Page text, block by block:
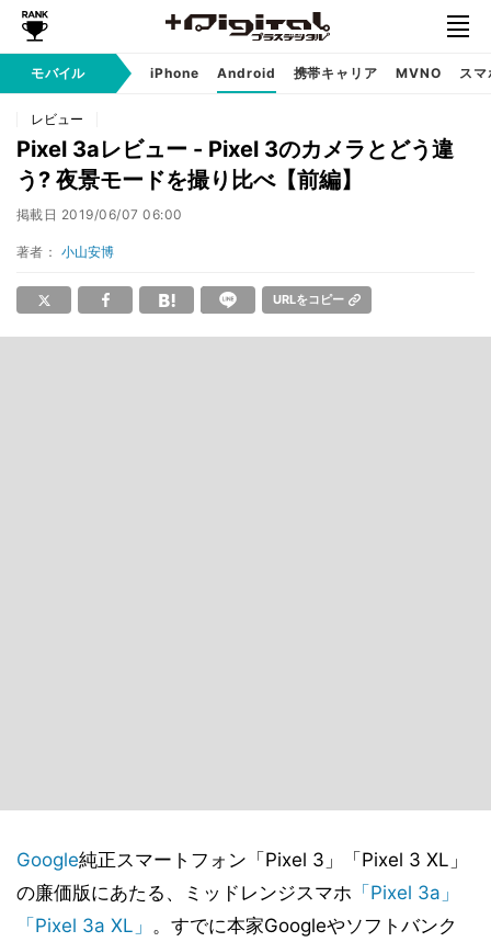
モバイル iPhone Android 携帯キャリア MVNO ス
レビュー
Pixel 3aレビュー - Pixel 3のカメラとどう違
う? 夜景モードを撮り比べ【前編】
掲載日 2019/06/07 06:00
著者： 小山安博
URLをコピー
Google純正スマートフォン「Pixel 3」「Pixel 3 XL」
の廉価版にあたる、ミッドレンジスマホ 「Pixel 3a」
「Pixel 3a XL」 。すでに本家Googleやソフトバンク